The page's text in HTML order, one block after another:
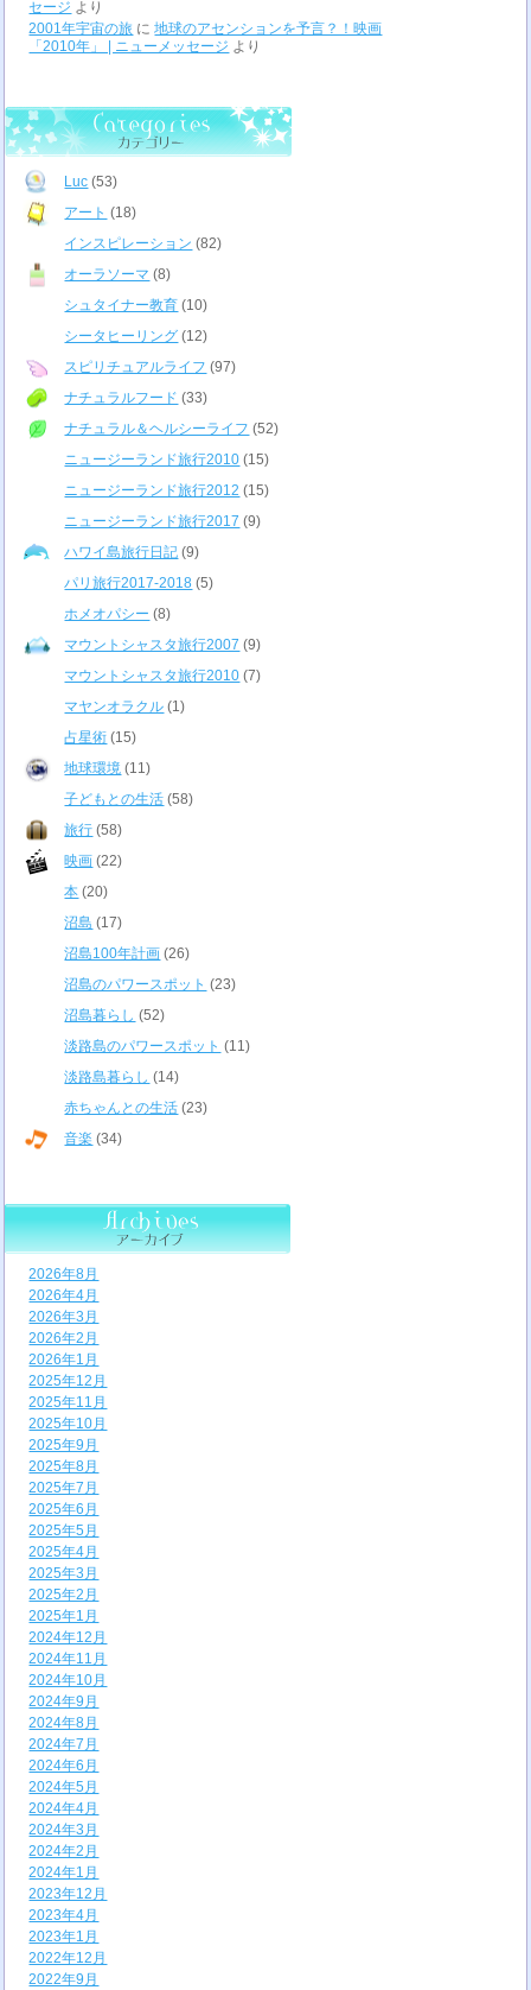
セージ より
2001年宇宙の旅 に地球のアセンションを予言？！映画
「2010年」 | ニューメッセージ より
Luc (53)
アート (18)
インスピレーション (82)
オーラソーマ (8)
シュタイナー教育 (10)
シータヒーリング (12)
スピリチュアルライフ (97)
ナチュラルフード (33)
ナチュラル＆ヘルシーライフ (52)
ニュージーランド旅行2010 (15)
ニュージーランド旅行2012 (15)
ニュージーランド旅行2017 (9)
ハワイ島旅行日記 (9)
パリ旅行2017-2018 (5)
ホメオパシー (8)
マウントシャスタ旅行2007 (9)
マウントシャスタ旅行2010 (7)
マヤンオラクル (1)
占星術 (15)
地球環境 (11)
子どもとの生活 (58)
旅行 (58)
映画 (22)
本 (20)
沼島 (17)
沼島100年計画 (26)
沼島のパワースポット (23)
沼島暮らし (52)
淡路島のパワースポット (11)
淡路島暮らし (14)
赤ちゃんとの生活 (23)
音楽 (34)
2026年8月
2026年4月
2026年3月
2026年2月
2026年1月
2025年12月
2025年11月
2025年10月
2025年9月
2025年8月
2025年7月
2025年6月
2025年5月
2025年4月
2025年3月
2025年2月
2025年1月
2024年12月
2024年11月
2024年10月
2024年9月
2024年8月
2024年7月
2024年6月
2024年5月
2024年4月
2024年3月
2024年2月
2024年1月
2023年12月
2023年4月
2023年1月
2022年12月
2022年9月